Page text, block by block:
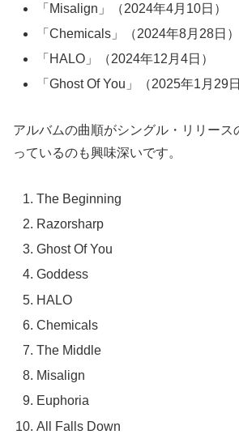
「Misalign」（2024年4月10日）
「Chemicals」（2024年8月28日）
「HALO」（2024年12月4日）
「Ghost Of You」（2025年1月29日
アルバムの曲順がシングル・リリース
っているのも興味深いです。
The Beginning
Razorsharp
Ghost Of You
Goddess
HALO
Chemicals
The Middle
Misalign
Euphoria
All Falls Down